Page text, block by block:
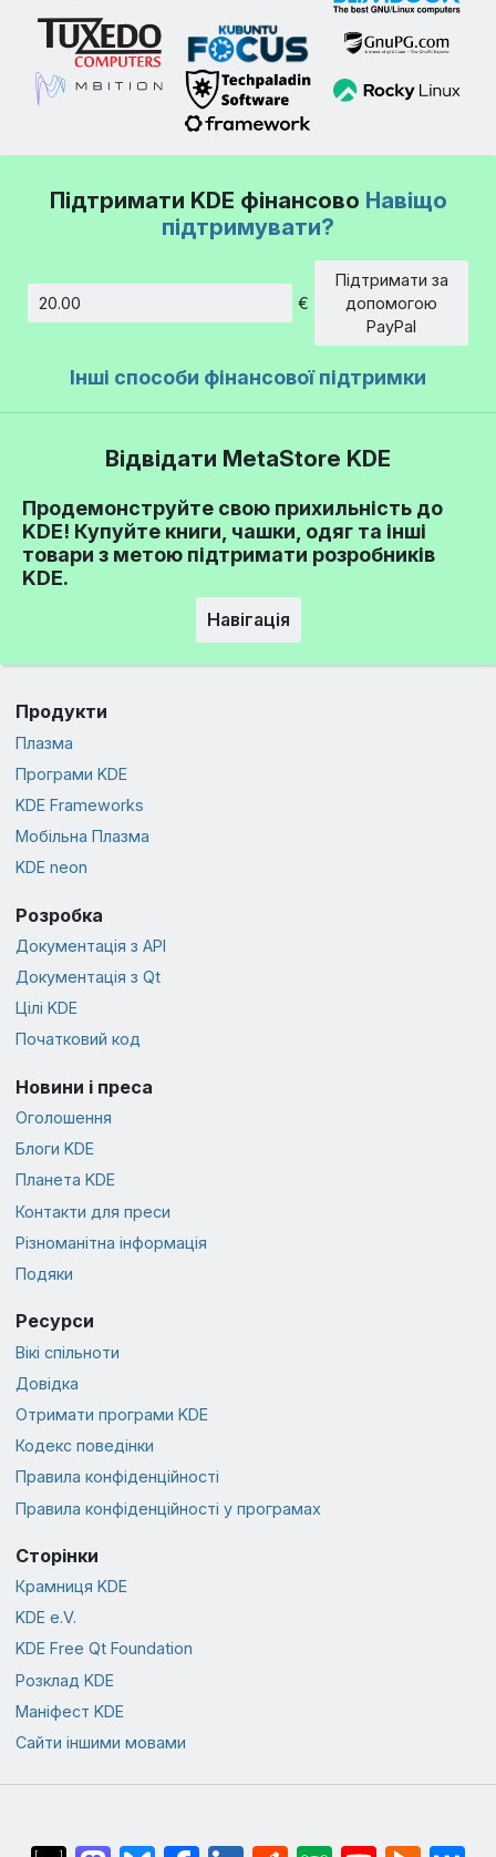
Підтримати KDE фінансово Навіщо
підтримувати?
€
Підтримати за
допомогою
PayPal
Інші способи фінансової підтримки
Відвідати MetaStore KDE
Продемонструйте свою прихильність до
KDE! Купуйте книги, чашки, одяг та інші
товари з метою підтримати розробників
KDE.
Навігація
Продукти
Плазма
Програми KDE
KDE Frameworks
Мобільна Плазма
KDE neon
Розробка
Документація з API
Документація з Qt
Цілі KDE
Початковий код
Новини і преса
Оголошення
Блоги KDE
Планета KDE
Контакти для преси
Різноманітна інформація
Подяки
Ресурси
Вікі спільноти
Довідка
Отримати програми KDE
Кодекс поведінки
Правила конфіденційності
Правила конфіденційності у програмах
Сторінки
Крамниця KDE
KDE e.V.
KDE Free Qt Foundation
Розклад KDE
Маніфест KDE
Сайти іншими мовами